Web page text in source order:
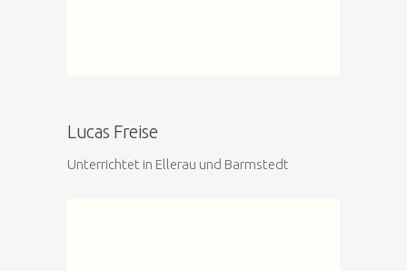
Lucas Freise
Unterrichtet in Ellerau und Barmstedt